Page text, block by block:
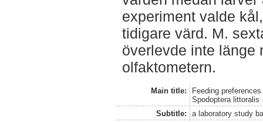
experiment valde
tidigare värd. M.
överlevde inte länge
olfaktometern.
Main title:
Feeding
Spodoptera littoralis
Subtitle:
a laboratory study